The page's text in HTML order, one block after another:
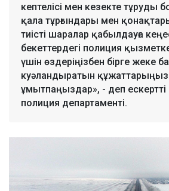
кептелісі мен кезекте тұруды
қала тұрғындары мен
тиісті шаралар қабылдауға
бекеттердегі полиция
үшін өздеріңізбен бірге жеке
куәландыратын
ұмытпаңыздар», - деп
полиция департаменті.